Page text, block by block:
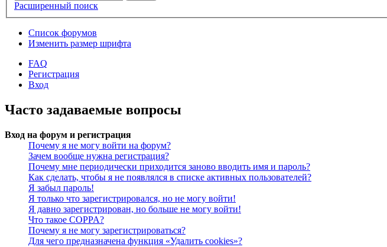
Расширенный поиск
Список форумов
Изменить размер шрифта
FAQ
Регистрация
Вход
Часто задаваемые вопросы
Вход на форум и регистрация
Почему я не могу войти на форум?
Зачем вообще нужна регистрация?
Почему мне периодически приходится заново вводить имя и пароль?
Как сделать, чтобы я не появлялся в списке активных пользователей?
Я забыл пароль!
Я только что зарегистрировался, но не могу войти!
Я давно зарегистрирован, но больше не могу войти!
Что такое COPPA?
Почему я не могу зарегистрироваться?
Для чего предназначена функция «Удалить cookies»?